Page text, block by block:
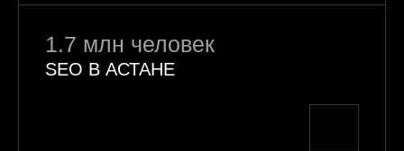
1.7 млн человек
SEO В АСТАНЕ